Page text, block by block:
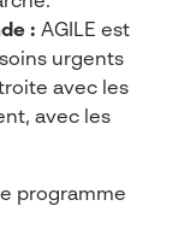
: AGILE est
urgents
avec les
avec les
programme